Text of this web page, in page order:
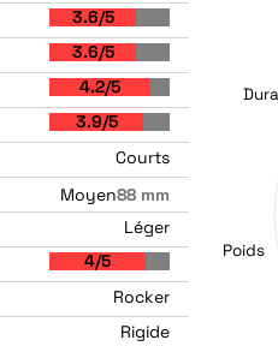
3.6/5
3.6/5
4.2/5
3.9/5
Courts
Moyen88 mm
Léger
4/5
Rocker
Rigide
Poids